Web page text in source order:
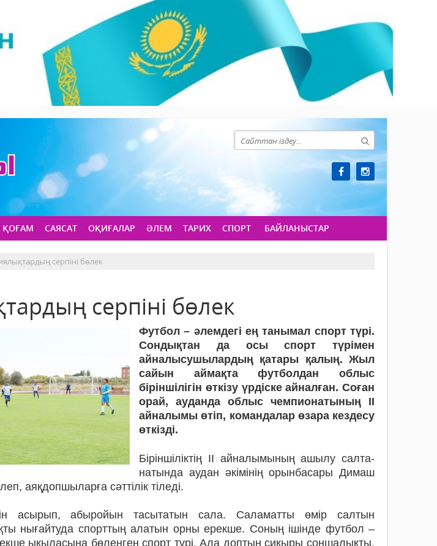
ҚОҒАМ САЯСАТ ОҚИҒАЛАР ӘЛЕМ ТАРИХ СПОРТ БАЙЛАНЫСТАР
серпіні бөлек
серпіні бөлек
Футбол – әлемдегі ең танымал спорт түрі.
Сондықтан да осы спорт түрімен
айналысушылардың қатары қалың. Жыл
сайын аймақта футболдан облыс
біріншілігін өткізу үрдіске айналған. Соған
орай, ауданда облыс чемпионатының II
айналымы өтіп, командалар өзара кездесу
өткізді.
Біріншіліктің ІІ айналымының ашылу сал­­­та­­
на­тында аудан әкімінің орынбасары Димаш
аяқ­допшыларға сәттілік тіледі.
асырып, абыро­йын тасытатын сала. Саламатты өмір салтын
нығайтуда спорт­тың алатын орны ерекше. Соның ішінде футбол –
ықыласына бөленген спорт түрі. Ала доп­тың сиқыры соншалықты,